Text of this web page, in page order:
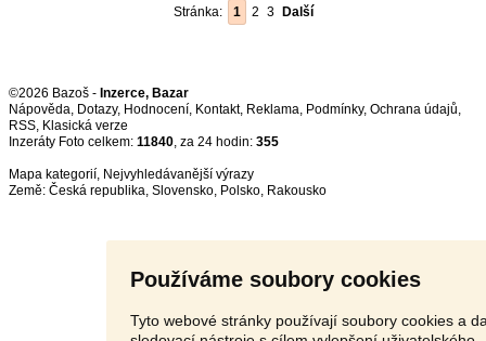
Používáme soubory cookies
Tyto webové stránky používají soubory cookies a
Stránka: 1 2 3 Další
©2026 Bazoš - Inzerce, Bazar
Nápověda, Dotazy, Hodnocení, Kontakt, Reklama, Podmínky, Ochrana údajů,
RSS,
Inzeráty Foto celkem: 11840, za 24 hodin: 355
Mapa kategorií, Nejvyhledávanější výrazy
Země: Česká republika, Slovensko, Polsko, Rakousko